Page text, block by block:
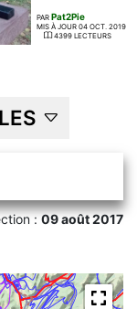
PAR Pat2Pie
MIS À JOUR 04 OCT. 2019
4399 LECTEURS
: 09 août 2017